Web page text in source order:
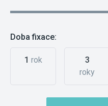
Doba fixace:
1 rok
3
roky